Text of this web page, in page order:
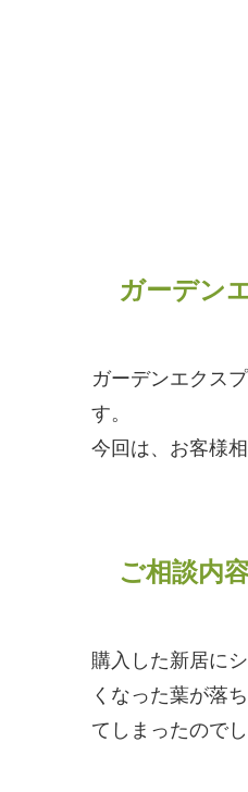
ガーデン
ガーデンエクス
す。
今回は、お客様
ご相談内
購入した新居に
くなった葉が落
てしまったのでし